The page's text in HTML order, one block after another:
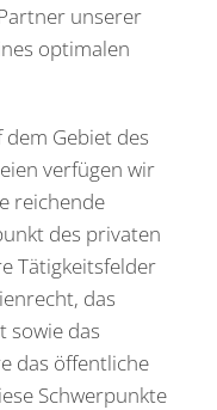
unserer
optimalen
Gebiet des
verfügen wir
reichende
des privaten
Tätigkeitsfelder
das
sowie das
das öffentliche
Schwerpunkte